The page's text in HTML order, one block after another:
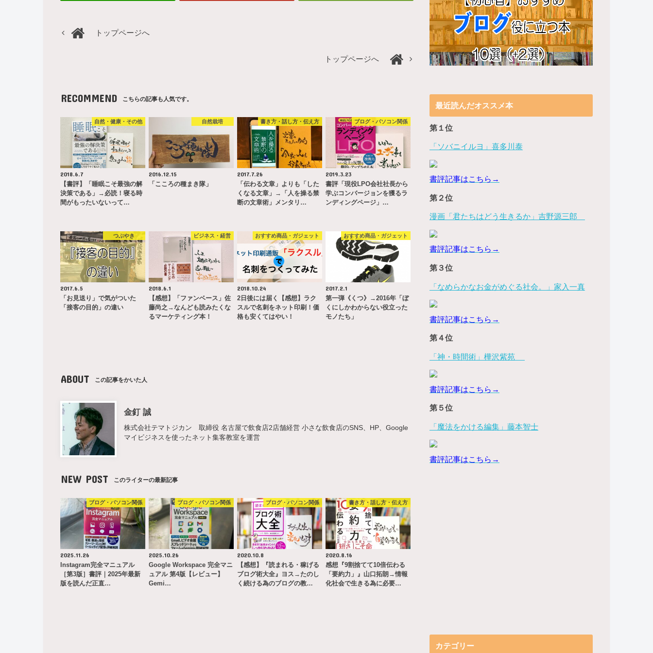
トップページへ
トップページへ
RECOMMEND こちらの記事も人気です。
自然・健康・その他
2018.6.7
【書評】「睡眠こそ最強の解
決策である」→必読！寝る時
間がもったいないって…
自然栽培
2016.12.15
「こころの種まき隊」
書き方・話し方・伝え方
2017.7.26
「伝わる文章」よりも「した
くなる文章」→「人を操る禁
断の文章術」メンタリ…
ブログ・パソコン関係
2019.3.23
書評「現役LPO会社社長から
学ぶコンバージョンを獲るラ
ンディングページ」…
つぶやき
2017.6.5
「お見送り」で気がついた
「接客の目的」の違い
ビジネス・経営
2018.6.1
【感想】「ファンベース」佐
藤尚之→なんども読みたくな
るマーケティング本！
おすすめ商品・ガジェット
2018.10.24
2日後には届く【感想】ラク
スルで名刺をネット印刷！価
格も安くてはやい！
おすすめ商品・ガジェット
2017.2.1
第一弾《くつ》→2016年「ぼ
くにしかわからない役立った
モノたち」
ABOUT この記事をかいた人
金釘 誠
株式会社テマトジカン 取締役 名古屋で飲食店2店舗経営 小さな飲食店のSNS、HP、Google
マイビジネスを使ったネット集客教室を運営
NEW POST このライターの最新記事
ブログ・パソコン関係
2025.11.26
Instagram完全マニュアル
［第3版］書評｜2025年最新
版を読んだ正直…
ブログ・パソコン関係
2025.10.26
Google Workspace 完全マニ
ュアル 第4版【レビュー】
Gemi…
ブログ・パソコン関係
2020.10.8
【感想】『読まれる・稼げる
ブログ術大全』ヨス→たのし
く続ける為のブログの教…
書き方・話し方・伝え方
2020.8.16
感想『9割捨てて10倍伝わる
「要約力」』山口拓朗→情報
化社会で生きる為に必要…
最近読んだオススメ本
第１位
「ソバニイルヨ」喜多川泰
書評記事はこちら→
第２位
漫画「君たちはどう生きるか」吉野源三郎
書評記事はこちら→
第３位
「なめらかなお金がめぐる社会。」家入一真
書評記事はこちら→
第４位
「神・時間術」樺沢紫苑
書評記事はこちら→
第５位
「魔法をかける編集」藤本智士
書評記事はこちら→
カテゴリー